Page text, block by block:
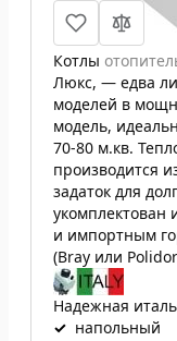
Котлы
Люкс, — едва
моделей в
модель,
70-80 м.кв.
производится
задаток для
укомплектован
и импортным
(Bray или
Надежная
✓ напольный